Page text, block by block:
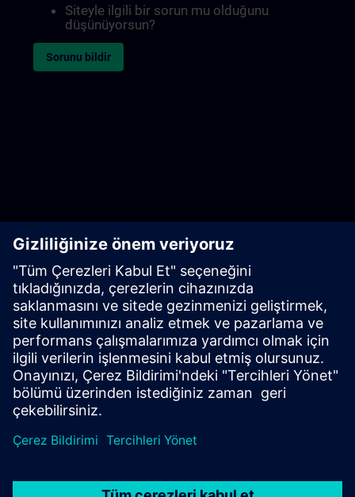
Siteyle ilgili bir sorun mu olduğunu
düşünüyorsun?
Sorunu bildir